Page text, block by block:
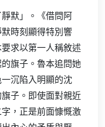
默」。《借問阿
時刻顯得特別響
求以第一人稱敘述
旗子。魯本追問她
沉陷入明顯的沈
子。即使面對親近
，正是前面慷慨激